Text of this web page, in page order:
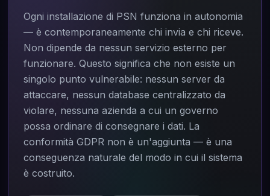
Ogni installazione di PSN funziona in autonomia
— è contemporaneamente chi invia e chi riceve.
Non dipende da nessun servizio esterno per
funzionare. Questo significa che non esiste un
singolo punto vulnerabile: nessun server da
attaccare, nessun database centralizzato da
violare, nessuna azienda a cui un governo
possa ordinare di consegnare i dati. La
conformità GDPR non è un'aggiunta — è una
conseguenza naturale del modo in cui il sistema
è costruito.